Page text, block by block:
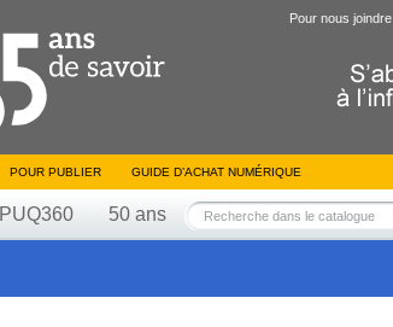
Pour nous joindre
POUR PUBLIER GUIDE D’ACHAT NUMÉRIQUE
PUQ360 50 ans